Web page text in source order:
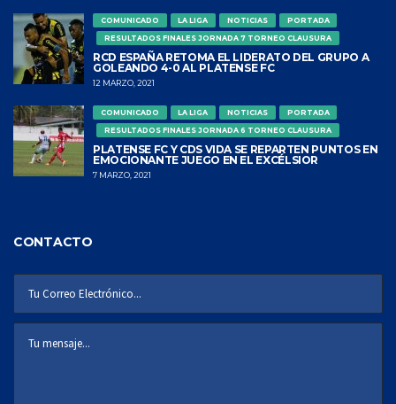
COMUNICADO LA LIGA NOTICIAS
PORTADA
RESULTADOS FINALES JORNADA 7 TORNEO CLAUSURA
RCD ESPAÑA RETOMA EL LIDERATO DEL GRUPO A
GOLEANDO 4-0 AL PLATENSE FC
12 MARZO, 2021
COMUNICADO LA LIGA NOTICIAS
PORTADA
RESULTADOS FINALES JORNADA 6 TORNEO CLAUSURA
PLATENSE FC Y CDS VIDA SE REPARTEN PUNTOS EN
EMOCIONANTE JUEGO EN EL EXCÉLSIOR
7 MARZO, 2021
CONTACTO